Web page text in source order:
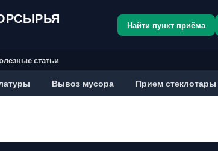
Найти пункт приёма
статьи
Вывоз мусора Прием стеклотары